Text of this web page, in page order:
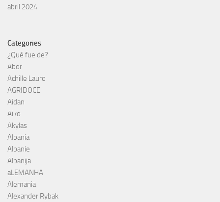
abril 2024
Categories
¿Qué fue de?
Abor
Achille Lauro
AGRIDOCE
Aidan
Aiko
Akylas
Albania
Albanie
Albanija
aLEMANHA
Alemania
Alexander Rybak